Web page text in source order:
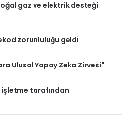
gaz ve elektrik desteği
zorunluluğu geldi
Ulusal Yapay Zeka Zirvesi"
işletme tarafından